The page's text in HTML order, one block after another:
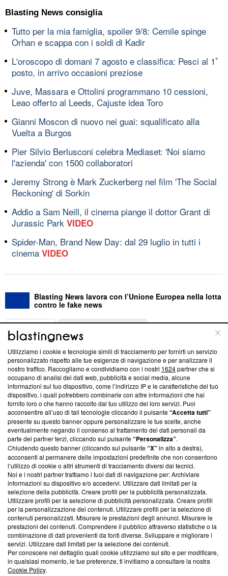
Blasting News consiglia
Tutto per la mia famiglia, spoiler 9/8: Cemile spinge
Orhan e scappa con i soldi di Kadir
L'oroscopo di domani 7 agosto e classifica: Pesci al 1ﾟ
posto, in arrivo occasioni preziose
Juve, Massara e Ottolini programmano 10 cessioni,
Leao offerto al Leeds, Cajuste idea Toro
Gianni Moscon di nuovo nei guai: squalificato alla
Vuelta a Burgos
Pier Silvio Berlusconi celebra Mediaset: 'Noi siamo
l'azienda' con 1500 collaboratori
Jeremy Strong è Mark Zuckerberg nel film 'The Social
Reckoning' di Sorkin
Addio a Sam Neill, il cinema piange il dottor Grant di
Jurassic Park VIDEO
Spider-Man, Brand New Day: dal 29 luglio in tutti i
cinema VIDEO
Blasting News lavora con l’Unione Europea nella lotta
contro le fake news
ABOUT
Questa sezione offre informazioni trasparenti su Blasting
News, sui nostri processi editoriali e su come ci impegniamo a
creare news di qualità. Inoltre, afferma la nostra aderenza a
‘Trust Project - News with Integrity’Blasting News non è
ancora membro del programma, ma ha richiesto di farne
parte; Trust Project non ha ancora effettuato una verifica di
conformità agli standard.
Su di noi
Team editoriale
Corporate
Redazione
Informativa Privacy
Cookie Policy
Blasting SA, IDI CHE-247.845.224, Via Carlo Frasca, 3 - 6900
Lugano (Svizzera) Tel:+39 0690258937
Utilizziamo i cookie e tecnologie simili di tracciamento per fornirti un servizio
personalizzato rispetto alle tue esigenze di navigazione e per analizzare il
nostro traffico. Raccogliamo e condividiamo con i nostri 1624partner che si
occupano di analisi dei dati web, pubblicità e social media, alcune
informazioni sul tuo dispositivo, come l’indirizzo IP e le caratteristiche del tuo
dispositivo, i quali potrebbero combinarle con altre informazioni che hai
fornito loro o che hanno raccolto dal tuo utilizzo dei loro servizi. Puoi
acconsentire all’uso di tali tecnologie cliccando il pulsante“Accetta tutti”
presente su questo banner oppure personalizzare le tue scelte, anche
eventualmente negando il consenso al trattamento dei dati personali da
parte dei partner terzi, cliccando sul pulsante“Personalizza”.
Chiudendo questo banner (cliccando sul pulsante“X”in alto a destra),
acconsenti al permanere delle impostazioni predefinite che non consentono
l’utilizzo di cookie o altri strumenti di tracciamento diversi dai tecnici.
Noi e i nostri partner trattiamo i tuoi dati di navigazione per: Archiviare
informazioni su dispositivo e/o accedervi. Utilizzare dati limitati per la
selezione della pubblicità. Creare profili per la pubblicità personalizzata.
Utilizzare profili per la selezione di pubblicità personalizzata. Creare profili
per la personalizzazione dei contenuti. Utilizzare profili per la selezione di
contenuti personalizzati. Misurare le prestazioni degli annunci. Misurare le
prestazioni dei contenuti. Comprendere il pubblico attraverso statistiche o la
combinazione di dati provenienti da fonti diverse. Sviluppare e migliorare i
servizi. Utilizzare dati limitati per la selezione dei contenuti.
Per conoscere nel dettaglio quali cookie utilizziamo sul sito e per modificare,
in qualsiasi momento, le tue preferenze, ti invitiamo a consultare la nostra
Cookie Policy.